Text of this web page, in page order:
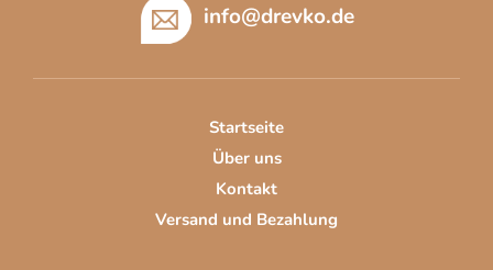
info@drevko.de
Startseite
Über uns
Kontakt
Versand und Bezahlung